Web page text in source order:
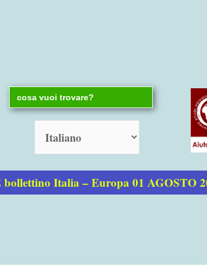
Search
for:
Italia – Europa 01 AGOSTO 2026